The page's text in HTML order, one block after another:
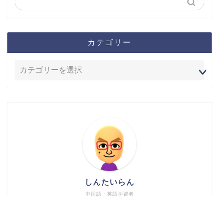
カテゴリー
中国語・英語学習者
しんたいらん